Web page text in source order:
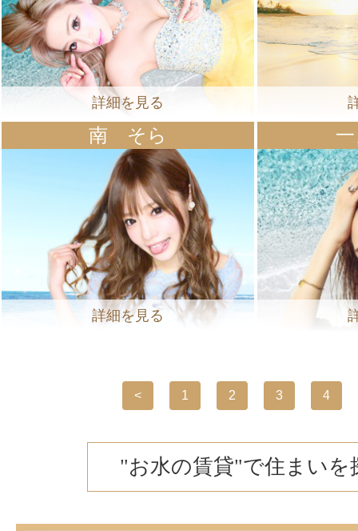
詳細を見る
南 そら
詳細を見る
< 1 2 3 4
"お水の賃貸"で住まいを